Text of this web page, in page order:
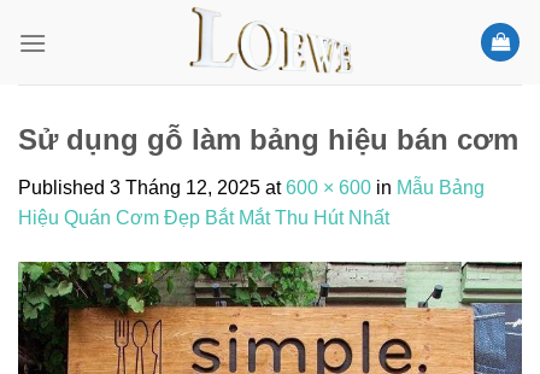
Sử dụng gỗ làm bảng hiệu bán cơm
Published 3 Tháng 12, 2025 at600 × 600 in Mẫu Bảng
Hiệu Quán Cơm Đẹp Bắt Mắt Thu Hút Nhất